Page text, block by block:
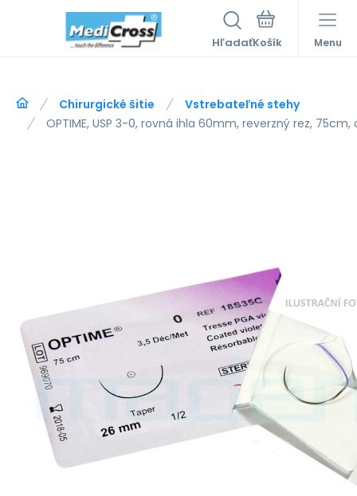
Hľadať Menu
Chirurgické šitie
Vstrebateľné stehy
OPTIME, USP 3-0, rovná ihla 60mm, reverzný rez,